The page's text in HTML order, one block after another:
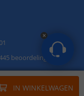
IN WINKELWAGEN
beoordelingen